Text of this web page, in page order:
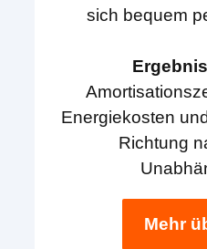
sich bequem
Ergebnis
Energiekosten
Richtung
Mehr